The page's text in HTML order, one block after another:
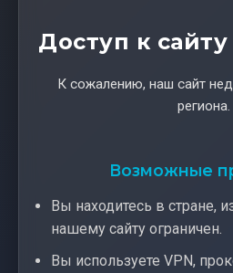
Доступ к
К сожалению, наш сайт
региона.
Возможные
Вы находитесь в стране,
нашему сайту ограничен.
Вы используете VPN,